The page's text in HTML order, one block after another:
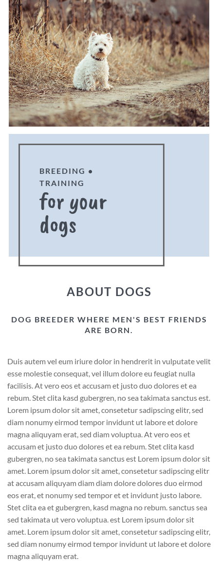
BREEDING •
TRAINING
for your
dogs
ABOUT DOGS
DOG BREEDER WHERE MEN'S BEST FRIENDS
ARE BORN.
Duis autem vel eum iriure dolor in hendrerit in vulputate velit
esse molestie consequat, vel illum dolore eu feugiat nulla
facilisis. At vero eos et accusam et justo duo dolores et ea
rebum. Stet clita kasd gubergren, no sea takimata sanctus est.
Lorem ipsum dolor sit amet, consetetur sadipscing elitr, sed
diam nonumy eirmod tempor invidunt ut labore et dolore
magna aliquyam erat, sed diam voluptua. At vero eos et
accusam et justo duo dolores et ea rebum. Stet clita kasd
gubergren, no sea takimata sanctus est Lorem ipsum dolor sit
amet. Lorem ipsum dolor sit amet, consetetur sadipscing elitr
at accusam aliquyam diam diam dolore dolores duo eirmod
eos erat, et nonumy sed tempor et et invidunt justo labore.
Stet clita ea et gubergren, kasd magna no rebum. sanctus sea
sed takimata ut vero voluptua. est Lorem ipsum dolor sit
amet. Lorem ipsum dolor sit amet, consetetur sadipscing elitr,
sed diam nonumy eirmod tempor invidunt ut labore et dolore
magna aliquyam erat.